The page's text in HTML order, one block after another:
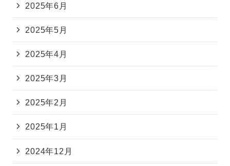
2025年6月
2025年5月
2025年4月
2025年3月
2025年2月
2025年1月
2024年12月